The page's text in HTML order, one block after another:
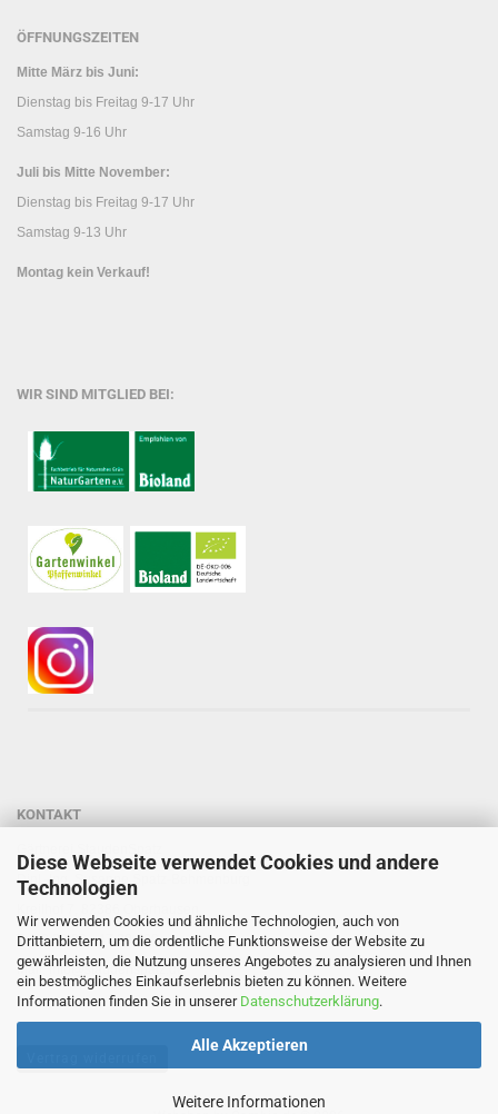
Diese Webseite verwendet Cookies und andere
Technologien
Wir verwenden Cookies und ähnliche Technologien, auch von
Drittanbietern, um die ordentliche Funktionsweise der Website zu
gewährleisten, die Nutzung unseres Angebotes zu analysieren und Ihnen
ein bestmögliches Einkaufserlebnis bieten zu können. Weitere
Informationen finden Sie in unserer Datenschutzerklärung.
Alle Akzeptieren
Weitere Informationen
ÖFFNUNGSZEITEN
Mitte März bis Juni:
Dienstag bis Freitag 9-17 Uhr
Samstag 9-16 Uhr
Juli bis Mitte November:
Dienstag bis Freitag 9-17 Uhr
Samstag 9-13 Uhr
Montag kein Verkauf!
WIR SIND MITGLIED BEI:
KONTAKT
Dipl.-Ing. Susanne Spatz-Behmenburg
Tel: 0 88 03 - 47 80 900
Mail: info@staudenspatz.de